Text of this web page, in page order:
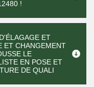
!
ET
ET CHANGEMENT
LE
EN POSE ET
DE QUALI